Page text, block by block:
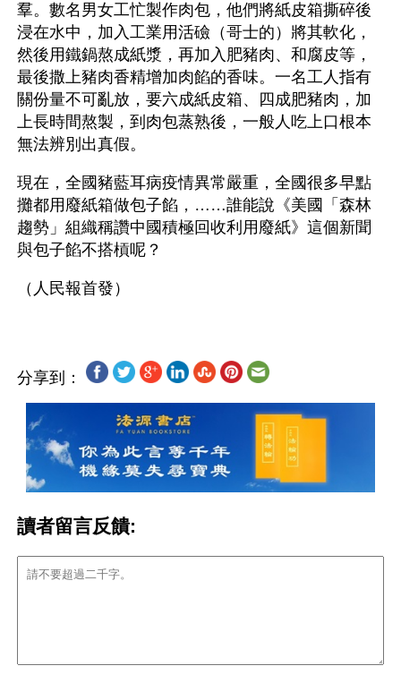
羣。數名男女工忙製作肉包，他們將紙皮箱撕碎後
浸在水中，加入工業用活礆（哥士的）將其軟化，
然後用鐵鍋熬成紙漿，再加入肥豬肉、和腐皮等，
最後撒上豬肉香精增加肉餡的香味。一名工人指有
關份量不可亂放，要六成紙皮箱、四成肥豬肉，加
上長時間熬製，到肉包蒸熟後，一般人吃上口根本
無法辨別出真假。
現在，全國豬藍耳病疫情異常嚴重，全國很多早點
攤都用廢紙箱做包子餡，……誰能說《美國「森林
趨勢」組織稱讚中國積極回收利用廢紙》這個新聞
與包子餡不搭槓呢？
分享到：
讀者留言反饋: